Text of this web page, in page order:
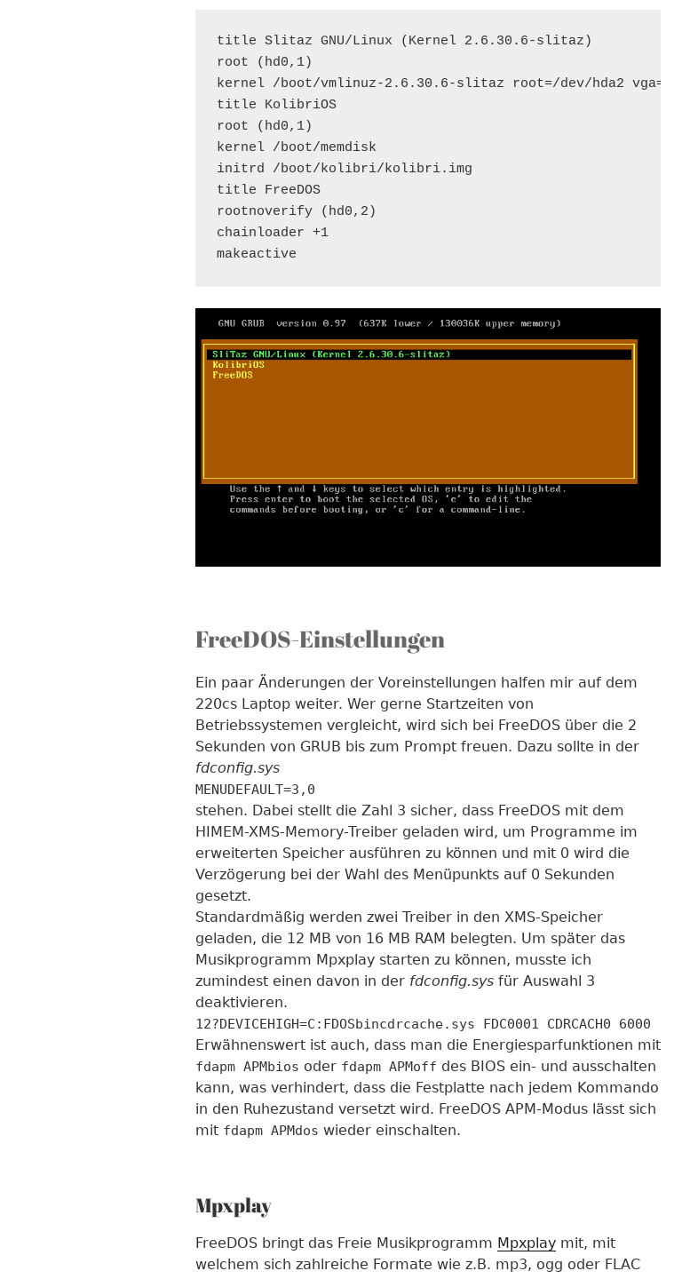
title Slitaz GNU/Linux (Kernel 2.6.30.6-slitaz)
root (hd0,1)
kernel /boot/vmlinuz-2.6.30.6-slitaz root=/dev/hda2 vga=788
title KolibriOS
root (hd0,1)
kernel /boot/memdisk
initrd /boot/kolibri/kolibri.img
title FreeDOS
rootnoverify (hd0,2)
chainloader +1
makeactive
FreeDOS-Einstellungen
Ein paar Änderungen der Voreinstellungen halfen mir auf dem
220cs Laptop weiter. Wer gerne Startzeiten von
Betriebssystemen vergleicht, wird sich bei FreeDOS über die 2
Sekunden von GRUB bis zum Prompt freuen. Dazu sollte in der
fdconfig.sys
MENUDEFAULT=3,0
stehen. Dabei stellt die Zahl 3 sicher, dass FreeDOS mit dem
HIMEM-XMS-Memory-Treiber geladen wird, um Programme im
erweiterten Speicher ausführen zu können und mit 0 wird die
Verzögerung bei der Wahl des Menüpunkts auf 0 Sekunden
gesetzt.
Standardmäßig werden zwei Treiber in den XMS-Speicher
geladen, die 12 MB von 16 MB RAM belegten. Um später das
Musikprogramm Mpxplay starten zu können, musste ich
zumindest einen davon in der fdconfig.sys für Auswahl 3
deaktivieren.
12?DEVICEHIGH=C:FDOSbincdrcache.sys FDC0001 CDRCACH0 6000
Erwähnenswert ist auch, dass man die Energiesparfunktionen mit
fdapm APMbios oder fdapm APMoff des BIOS ein- und ausschalten
kann, was verhindert, dass die Festplatte nach jedem Kommando
in den Ruhezustand versetzt wird. FreeDOS APM-Modus lässt sich
mit fdapm APMdos wieder einschalten.
Mpxplay
FreeDOS bringt das Freie Musikprogramm Mpxplay mit, mit
welchem sich zahlreiche Formate wie z.B. mp3, ogg oder FLAC